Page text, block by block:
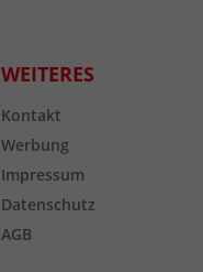
WEITERES
Kontakt
Werbung
Impressum
Datenschutz
AGB